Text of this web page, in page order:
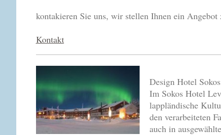
kontakieren Sie uns, wir stellen Ihnen ein
Kontakt
Design Hotel
Im Sokos Hotel
lappländische
den verarbeiteten
auch in